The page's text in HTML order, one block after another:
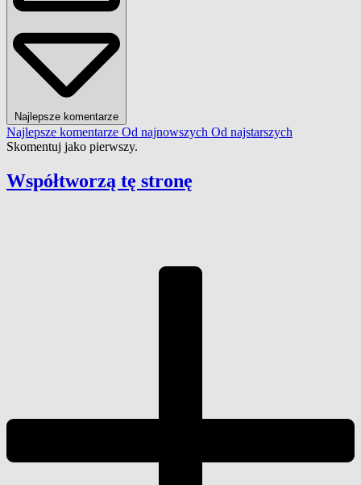
Najlepsze komentarze
Najlepsze komentarze Od najnowszych Od najstarszych
Skomentuj jako pierwszy.
Współtworzą tę stronę